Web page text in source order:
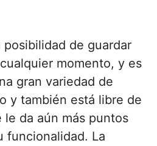
de guardar
momento, y es
gran variedad de
y también está libre de
da aún más puntos
funcionalidad. La